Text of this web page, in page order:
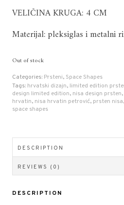
VELIČINA KRUGA: 4 CM
Materijal: pleksiglas i metalni
Out of stock
Categories: Prsteni, Space Shapes
Tags: hrvatski dizajn, limited edition
design limited edition, nisa design prsten,
hrvatin, nisa hrvatin petrović, prsten nisa,
space shapes
DESCRIPTION
REVIEWS (0)
DESCRIPTION